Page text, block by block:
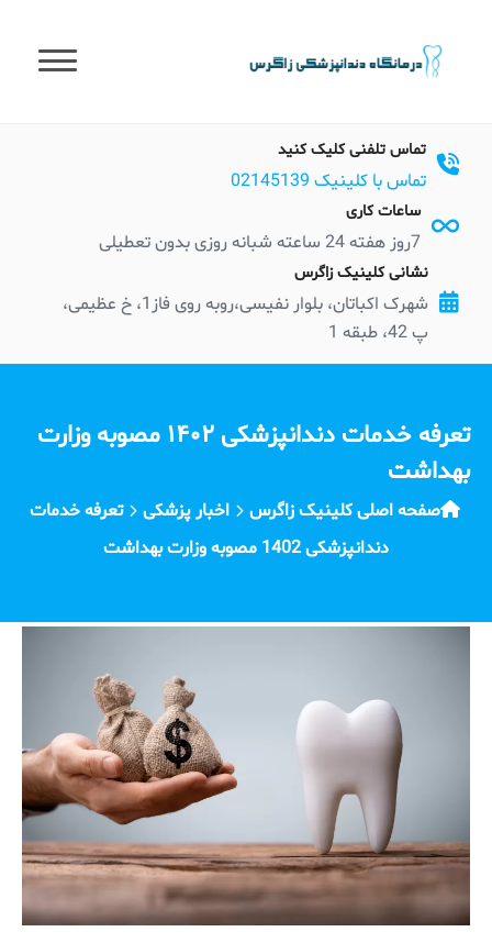
content
تماس تلفنی کلیک کنید
تماس با کلینیک 02145139
ساعات کاری
7روز هفته 24 ساعته شبانه روزی بدون تعطیلی
نشانی کلینیک زاگرس
شهرک اکباتان، بلوار نفیسی،روبه روی فاز1، خ عظیمی،
پ 42، طبقه 1
تعرفه خدمات دندانپزشکی ۱۴۰۲ مصوبه وزارت
بهداشت
صفحه اصلی کلینیک زاگرس اخبار پزشکی
تعرفه خدمات
دندانپزشکی 1402 مصوبه وزارت بهداشت